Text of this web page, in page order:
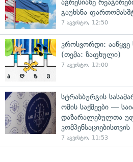
აგრესიაზე
გაუხსნა
7 აგვისტო, 12:50
კროსვორდი: ააწყვე
(თემა: ზაფხული)
7 აგვისტო, 12:00
სტრასბურგის
ომის საქმეები —
დაზარალებულთა
კომპენსაციებისთვის
7 აგვისტო, 11:53